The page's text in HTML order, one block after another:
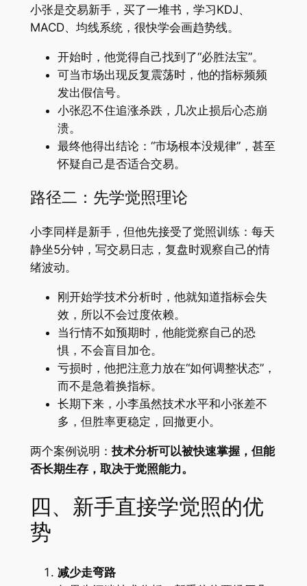
小张是交易新手，买了一堆书，学习KDJ、
MACD、均线系统，很快学会画趋势线。
开始时，他觉得自己找到了“必胜法宝”。
可当市场出现反复震荡时，他的指标频频
发出假信号。
小张忍不住追涨杀跌，几次止损后心态崩
溃。
最终他得出结论：“市场根本没规律”，甚至
怀疑自己是否适合交易。
路径二：先学觉照理论
小李同样是新手，但他先接受了觉照训练：每天
静坐5分钟，写交易日志，复盘时观察自己的情
绪波动。
刚开始学技术分析时，他就知道指标会失
效，所以不会过度依赖。
当行情不如预期时，他能觉察自己的恐
惧，不会盲目加仓。
亏损时，他把注意力放在“如何调整状态”，
而不是急着换指标。
长期下来，小李虽然技术水平和小张差不
多，但胜率更稳定，回撤更小。
两个案例说明： 技术分析可以被快速掌握，但能
否长期生存，取决于觉照能力。
四、新手直接学觉照的优
势
减少走弯路